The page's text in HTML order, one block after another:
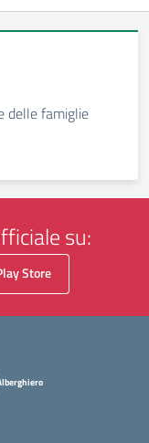
delle famiglie
su:
Store